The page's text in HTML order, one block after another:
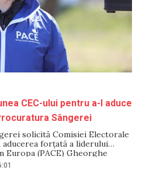
CEC-ului pentru a-l aduce
Sângerei
solicită Comisiei Electorale
aducerea forțată a liderului
Europa (PACE) Gheorghe
Informația a fost confirmată